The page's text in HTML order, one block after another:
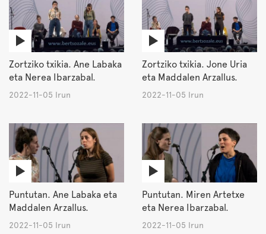
Zortziko txikia. Ane Labaka
eta Nerea Ibarzabal.
2022-11-05 Irun
Zortziko txikia. Jone Uria
eta Maddalen Arzallus.
2022-11-05 Irun
Puntutan. Ane Labaka eta
Maddalen Arzallus.
2022-11-05 Irun
Puntutan. Miren Artetxe
eta Nerea Ibarzabal.
2022-11-05 Irun